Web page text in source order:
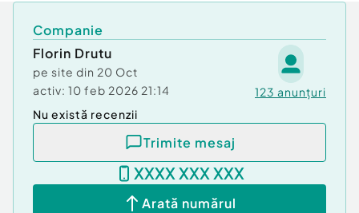
Companie
Florin Drutu
pe site din 20 Oct
activ: 10 feb 2026 21:14 123 anunțuri
Nu există recenzii
Trimite mesaj
XXXX XXX XXX
Arată numărul